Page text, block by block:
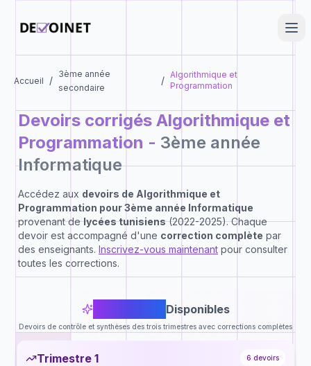
Accueil /
3ème année
secondaire
/ Algorithmique et
Programmation
Devoirs corrigés Algorithmique et
Programmation - 3ème année
Informatique
Accédez aux devoirs de Algorithmique et
Programmation pour3ème année Informatique
provenant delycées tunisiens(2022-2025). Chaque
devoir est accompagné d'une correction complète par
des enseignants. Inscrivez-vous maintenant pour consulter
toutes les corrections.
24 Disponibles
Devoirs de contrôle et synthèses des trois trimestres avec corrections complètes
Trimestre 1 6 devoirs